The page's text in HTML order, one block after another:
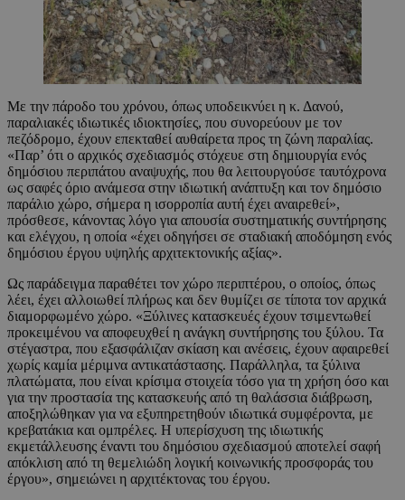
Με την πάροδο του χρόνου, όπως υποδεικνύει η κ. Δανού,
παραλιακές ιδιωτικές ιδιοκτησίες, που συνορεύουν με τον
πεζόδρομο, έχουν επεκταθεί αυθαίρετα προς τη ζώνη παραλίας.
«Παρ’ ότι ο αρχικός σχεδιασμός στόχευε στη δημιουργία ενός
δημόσιου περιπάτου αναψυχής, που θα λειτουργούσε ταυτόχρονα
ως σαφές όριο ανάμεσα στην ιδιωτική ανάπτυξη και τον δημόσιο
παράλιο χώρο, σήμερα η ισορροπία αυτή έχει αναιρεθεί»,
πρόσθεσε, κάνοντας λόγο για απουσία συστηματικής συντήρησης
και ελέγχου, η οποία «έχει οδηγήσει σε σταδιακή αποδόμηση ενός
δημόσιου έργου υψηλής αρχιτεκτονικής αξίας».
Ως παράδειγμα παραθέτει τον χώρο περιπτέρου, ο οποίος, όπως
λέει, έχει αλλοιωθεί πλήρως και δεν θυμίζει σε τίποτα τον αρχικά
διαμορφωμένο χώρο. «Ξύλινες κατασκευές έχουν τσιμεντωθεί
προκειμένου να αποφευχθεί η ανάγκη συντήρησης του ξύλου. Τα
στέγαστρα, που εξασφάλιζαν σκίαση και ανέσεις, έχουν αφαιρεθεί
χωρίς καμία μέριμνα αντικατάστασης. Παράλληλα, τα ξύλινα
πλατώματα, που είναι κρίσιμα στοιχεία τόσο για τη χρήση όσο και
για την προστασία της κατασκευής από τη θαλάσσια διάβρωση,
αποξηλώθηκαν για να εξυπηρετηθούν ιδιωτικά συμφέροντα, με
κρεβατάκια και ομπρέλες. Η υπερίσχυση της ιδιωτικής
εκμετάλλευσης έναντι του δημόσιου σχεδιασμού αποτελεί σαφή
απόκλιση από τη θεμελιώδη λογική κοινωνικής προσφοράς του
έργου», σημειώνει η αρχιτέκτονας του έργου.